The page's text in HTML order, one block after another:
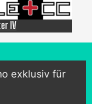
IV
exklusiv für